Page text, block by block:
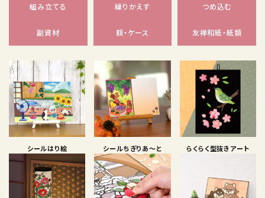
組み立てる 繰りかえす つめ込む
副資材 額・ケース 友禅和紙・紙類
シールはり絵 シールちぎりあ〜と らくらく型抜きアート